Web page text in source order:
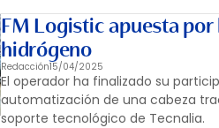
FM Logistic apuesta
hidrógeno
Redacción15/04/2025
El operador ha finalizado su
automatización de una cabeza
soporte tecnológico de Tecnalia.